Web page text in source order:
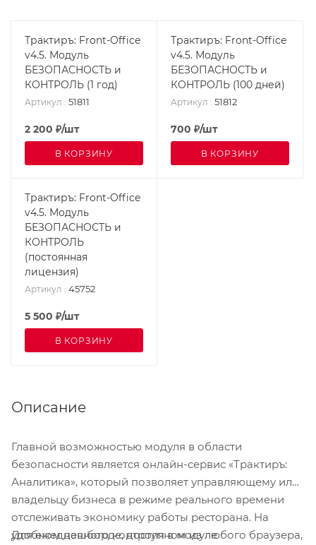
Трактиръ: Front-Office
v4.5. Модуль
БЕЗОПАСНОСТЬ и
КОНТРОЛЬ (1 год)
Артикул : 51811
2 200 ₽/шт
В КОРЗИНУ
Трактиръ: Front-Office
v4.5. Модуль
БЕЗОПАСНОСТЬ и
КОНТРОЛЬ (100 дней)
Артикул : 51812
700 ₽/шт
В КОРЗИНУ
Трактиръ: Front-Office
v4.5. Модуль
БЕЗОПАСНОСТЬ и
КОНТРОЛЬ
(постоянная
лицензия)
Артикул : 45752
5 500 ₽/шт
В КОРЗИНУ
Описание
Главной возможностью модуля в области
безопасности является онлайн-сервис «Трактиръ:
Аналитика», который позволяет управляющему или
владельцу бизнеса в режиме реального времени
отслеживать экономику работы ресторана. На
удобном дашборде, доступном из любого браузера,
Для ежедневного контроля в модуле